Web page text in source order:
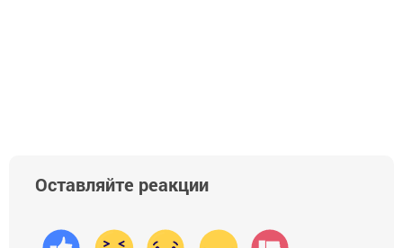
Оставляйте реакции